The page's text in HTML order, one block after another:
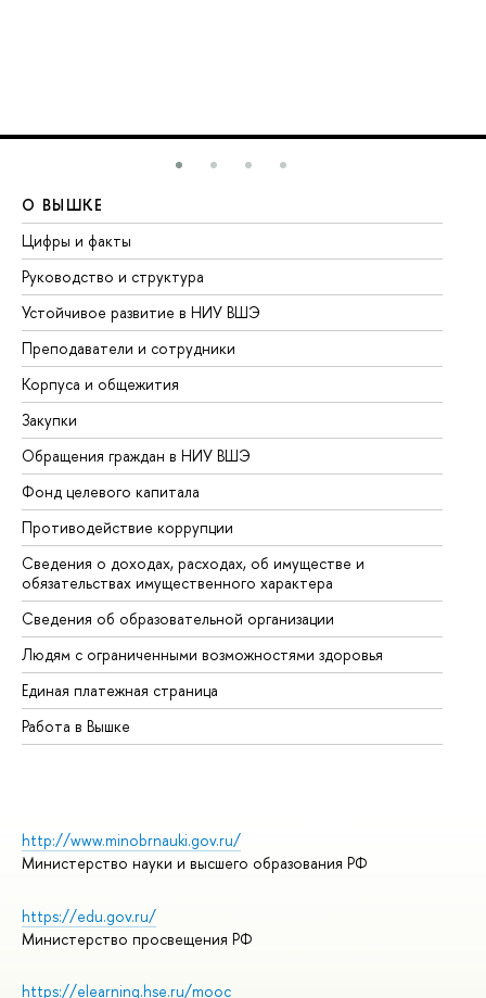
О ВЫШКЕ
Цифры и факты
Руководство и структура
Устойчивое развитие в НИУ ВШЭ
Преподаватели и сотрудники
Корпуса и общежития
Закупки
Обращения граждан в НИУ ВШЭ
Фонд целевого капитала
Противодействие коррупции
Сведения о доходах, расходах, об имуществе и
обязательствах имущественного характера
Сведения об образовательной организации
Людям с ограниченными возможностями здоровья
Единая платежная страница
Работа в Вышке
http://www.minobrnauki.gov.ru/
Министерство науки и высшего образования РФ
https://edu.gov.ru/
Министерство просвещения РФ
https://elearning.hse.ru/mooc